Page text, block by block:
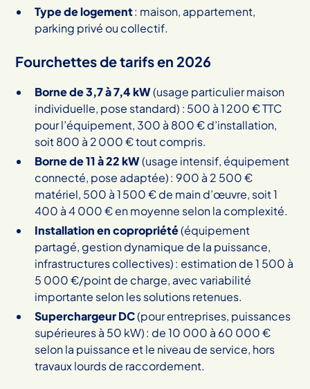
Type de logement: maison, appartement,
parking privé ou collectif.
Fourchettes de tarifs en 2026
Borne de 3,7 à 7,4 kW(usage particulier maison
individuelle, pose standard) : 500 à 1 200 € TTC
pour l’équipement, 300 à 800 € d’installation,
soit 800 à 2 000 € tout compris.
Borne de 11 à 22 kW(usage intensif, équipement
connecté, pose adaptée) : 900 à 2 500 €
matériel, 500 à 1 500 € de main d’œuvre, soit 1
400 à 4 000 € en moyenne selon la complexité.
Installation en copropriété(équipement
partagé, gestion dynamique de la puissance,
infrastructures collectives) : estimation de 1 500 à
5 000 €/point de charge, avec variabilité
importante selon les solutions retenues.
Superchargeur DC(pour entreprises, puissances
supérieures à 50 kW) : de 10 000 à 60 000 €
selon la puissance et le niveau de service, hors
travaux lourds de raccordement.